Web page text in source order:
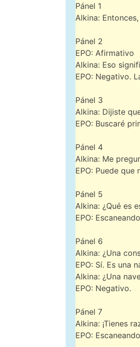
Pánel 1
Alkina:
Pánel 2
EPO: Afirmativo
Alkina: Eso
EPO: Negativo.
Pánel 3
Alkina: Dijiste
EPO: Buscaré
Pánel 4
Alkina: Me
EPO: Puede
Pánel 5
Alkina: ¿Qué es
EPO:
Pánel 6
Alkina: ¿Una
EPO: Sí. Es una
Alkina: ¿Una
EPO: Negativo.
Pánel 7
Alkina: ¡Tienes
EPO: